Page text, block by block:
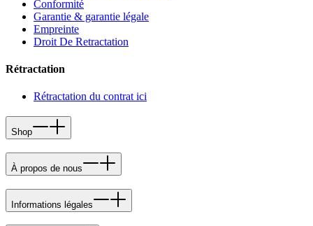
Conformité
Garantie & garantie légale
Empreinte
Droit De Retractation
Rétractation
Rétractation du contrat ici
Shop
À propos de nous
Informations légales